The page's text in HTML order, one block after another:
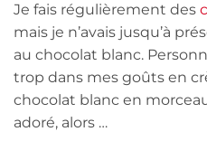
Je fais régulièrement des
mais je n’avais jusqu’à
au chocolat blanc.
trop dans mes goûts en
chocolat blanc en
adoré, alors …